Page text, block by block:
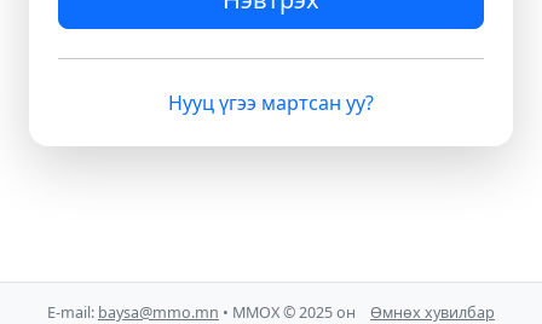
Нууц үгээ мартсан уу?
E-mail: baysa@mmo.mn • ММОХ © 2025 он Өмнөх хувилбар